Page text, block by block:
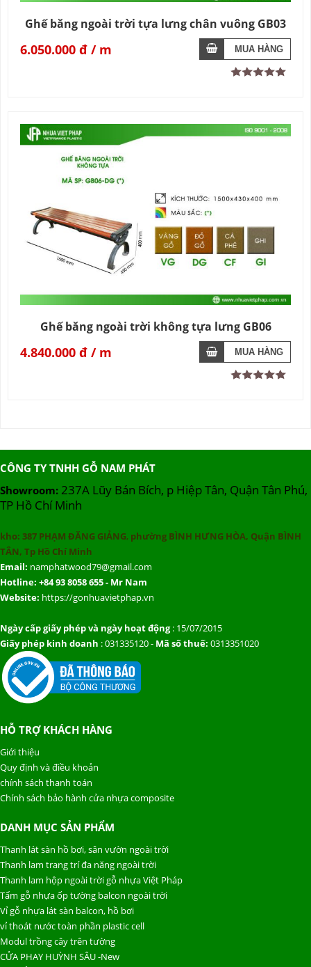
Ghế băng ngoài trời tựa lưng chân vuông GB03
6.050.000 đ
Ghế băng ngoài trời không tựa lưng GB06
4.840.000 đ
CÔNG TY TNHH GỖ NAM PHÁT
Showroom: 237A Lũy Bán Bích, p Hiệp Tân, Quận Tân Phú,
TP Hồ Chí Minh
kho: 387 PHẠM ĐĂNG GIẢNG, phường BÌNH HƯNG HÒA, Quận BÌNH
TÂN, Tp Hồ Chí Minh
Email: namphatwood79@gmail.com
Hotline: +84 93 8058 655 - Mr Nam
Website: https://gonhuavietphap.vn
Ngày cấp giấy phép và ngày hoạt động: 15/07/2015
Giấy phép kinh doanh : 031335120 - Mã số thuế: 0313351020
HỖ TRỢ KHÁCH HÀNG
Giới thiệu
Quy định và điều khoản
chính sách thanh toán
Chính sách bảo hành cửa nhựa composite
DANH MỤC SẢN PHẨM
Thanh lát sàn hồ bơi, sân vườn ngoài trời
Thanh lam trang trí đa năng ngoài trời
Thanh lam hộp ngoài trời gỗ nhựa Việt Pháp
Tấm gỗ nhựa ốp tường balcon ngoài trời
Vỉ gỗ nhựa lát sàn balcon, hồ bơi
vỉ thoát nước toàn phần plastic cell
Modul trồng cây trên tường
CỬA PHAY HUỲNH SÂU -New